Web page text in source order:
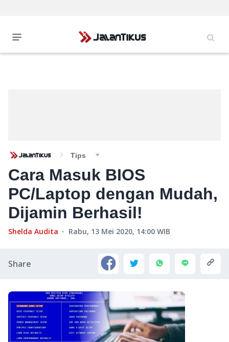
Tips
Cara Masuk BIOS
PC/Laptop dengan Mudah,
Dijamin Berhasil!
Shelda Audita Rabu, 13 Mei 2020, 14:00 WIB
Share